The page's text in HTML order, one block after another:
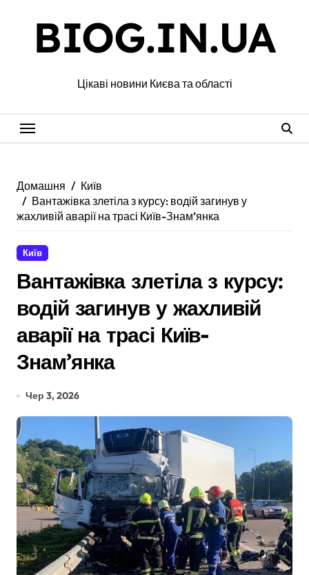
BIOG.IN.UA
Цікаві новини Києва та області
Домашня
Київ
Вантажівка злетіла з курсу: водій загинув у
жахливій аварії на трасі Київ-Знам’янка
Київ
Вантажівка злетіла з курсу:
водій загинув у жахливій
аварії на трасі Київ-
Знам’янка
Чер 3, 2026